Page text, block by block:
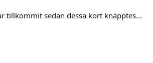
tillkommit sedan dessa kort knäpptes...